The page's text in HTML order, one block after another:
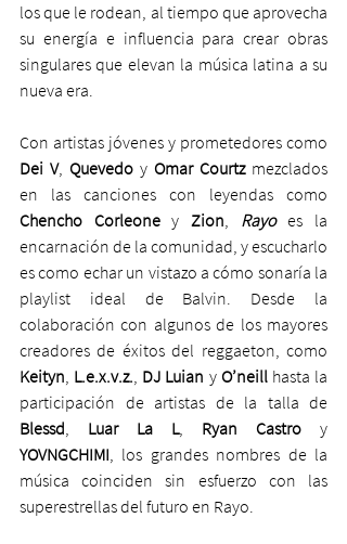
los que le rodean, al tiempo que aprovecha
su energía e influencia para crear obras
singulares que elevan la música latina a su
nueva era.
Dei V, Quevedo y Omar Courtz mezclados
Chencho Corleone y Zion, Rayo es la
encarnación de la comunidad, y escucharlo
es como echar un vistazo a cómo sonaría la
playlist ideal de Balvin. Desde la
colaboración con algunos de los mayores
Keityn, L.e.x.v.z., DJ Luian y O’neill hasta la
Blessd, Luar La L, Ryan Castro
YOVNGCHIMI, los grandes nombres de la
música coinciden sin esfuerzo con las
superestrellas del futuro en Rayo.